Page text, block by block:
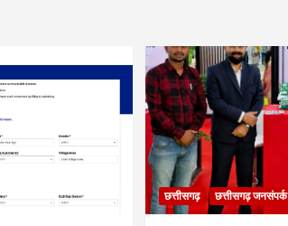
छत्तीसगढ़ छत्तीसगढ़ जनसंपर्क